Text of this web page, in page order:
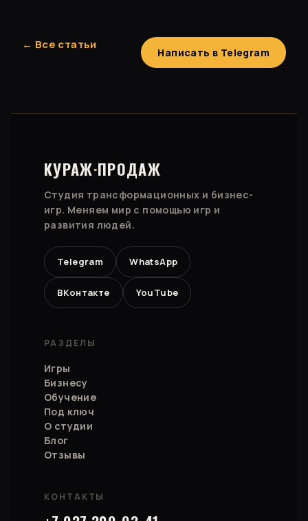
← Все статьи
Написать в Telegram
КУРАЖ·ПРОДАЖ
Студия трансформационных и бизнес-
игр. Меняем мир с помощью игр и
развития людей.
Telegram WhatsApp
ВКонтакте YouTube
РАЗДЕЛЫ
Игры
Бизнесу
Обучение
Под ключ
О студии
Блог
Отзывы
КОНТАКТЫ